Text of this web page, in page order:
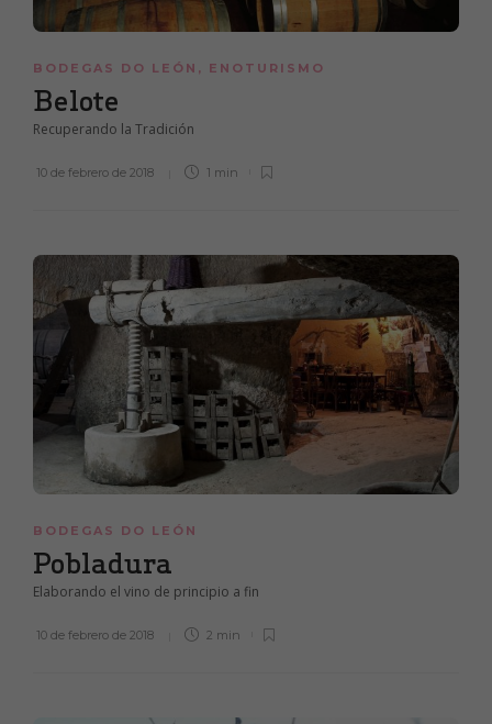
BODEGAS DO LEÓN , ENOTURISMO
Belote
Recuperando la Tradición
10 de febrero de 2018 1 min
BODEGAS DO LEÓN
Pobladura
Elaborando el vino de principio a fin
10 de febrero de 2018 2 min